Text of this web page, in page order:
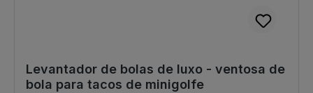
Levantador de bolas de luxo - ventosa de
bola para tacos de minigolfe